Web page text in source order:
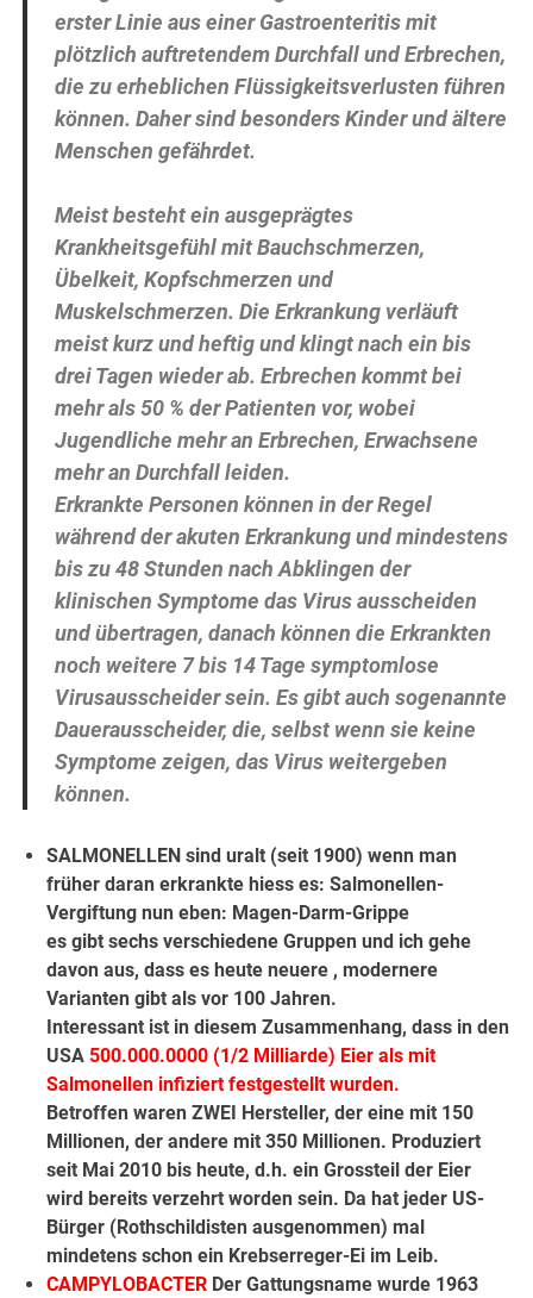
erster Linie aus einer Gastroenteritis mit
plötzlich auftretendem Durchfall und Erbrechen,
die zu erheblichen Flüssigkeitsverlusten führen
können. Daher sind besonders Kinder und ältere
Menschen gefährdet.
Meist besteht ein ausgeprägtes
Krankheitsgefühl mit Bauchschmerzen,
Übelkeit, Kopfschmerzen und
Muskelschmerzen. Die Erkrankung verläuft
meist kurz und heftig und klingt nach ein bis
drei Tagen wieder ab. Erbrechen kommt bei
mehr als 50 % der Patienten vor, wobei
Jugendliche mehr an Erbrechen, Erwachsene
mehr an Durchfall leiden.
Erkrankte Personen können in der Regel
während der akuten Erkrankung und mindestens
bis zu 48 Stunden nach Abklingen der
klinischen Symptome das Virus ausscheiden
und übertragen, danach können die Erkrankten
noch weitere 7 bis 14 Tage symptomlose
Virusausscheider sein. Es gibt auch sogenannte
Dauerausscheider, die, selbst wenn sie keine
Symptome zeigen, das Virus weitergeben
können.
SALMONELLEN sind uralt (seit 1900) wenn man
früher daran erkrankte hiess es: Salmonellen-
Vergiftung nun eben: Magen-Darm-Grippe
es gibt sechs verschiedene Gruppen und ich gehe
davon aus, dass es heute neuere , modernere
Varianten gibt als vor 100 Jahren.
Interessant ist in diesem Zusammenhang, dass in den
USA 500.000.0000 (1/2 Milliarde) Eier als mit
Salmonellen infiziert festgestellt wurden.
Betroffen waren ZWEI Hersteller, der eine mit 150
Millionen, der andere mit 350 Millionen. Produziert
seit Mai 2010 bis heute, d.h. ein Grossteil der Eier
wird bereits verzehrt worden sein. Da hat jeder US-
Bürger (Rothschildisten ausgenommen) mal
mindetens schon ein Krebserreger-Ei im Leib.
CAMPYLOBACTER Der Gattungsname wurde 1963